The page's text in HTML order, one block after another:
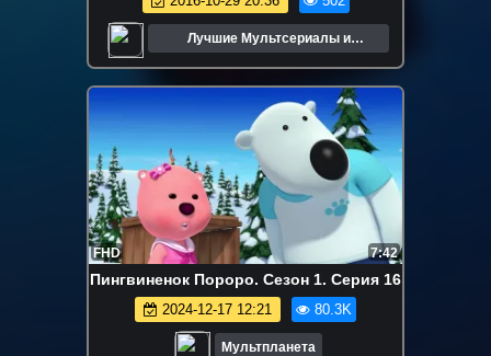
Лучшие Мультсериалы и
FHD 7:42
Пингвиненок Пороро. Сезон 1. Серия 16
2024-12-17 12:21 80.3K
Мультпланета